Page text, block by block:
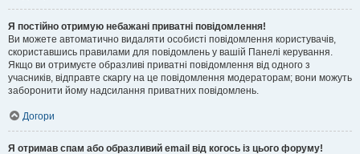
Я постійно отримую небажані приватні повідомлення!
Ви можете автоматично видаляти особисті повідомлення користувачів,
скориставшись правилами для повідомлень у вашій Панелі керування.
Якщо ви отримуєте образливі приватні повідомлення від одного з
учасників, відправте скаргу на це повідомлення модераторам; вони можуть
заборонити йому надсилання приватних повідомлень.
Догори
Я отримав спам або образливий email від когось із цього форуму!